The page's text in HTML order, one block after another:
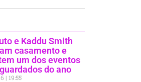
e Kaddu Smith
casamento e
um dos eventos
do ano
19:55